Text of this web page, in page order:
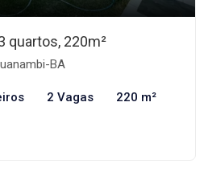
quartos, 220m²
BA
2 Vagas 220 m²